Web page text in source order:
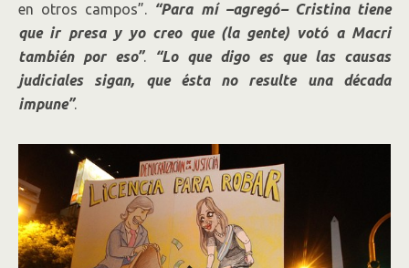
en otros campos”. “Para mí –agregó– Cristina tiene
que ir presa y yo creo que (la gente) votó a Macri
también por eso”.
“Lo que digo es que las causas
judiciales sigan, que ésta no resulte una década
impune”.